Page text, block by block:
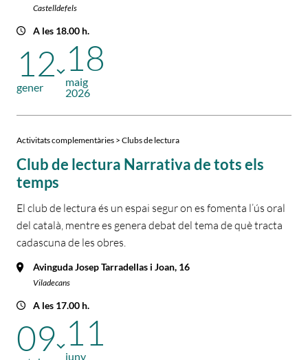
Castelldefels
A les 18.00 h.
12
gener
18
maig
2026
Activitats complementàries > Clubs de lectura
Club de lectura Narrativa de tots els
temps
El club de lectura és un espai segur on es fomenta l’ús oral
del català, mentre es genera debat del tema de què tracta
cadascuna de les obres.
Avinguda Josep Tarradellas i Joan, 16
Viladecans
A les 17.00 h.
09 11
juny